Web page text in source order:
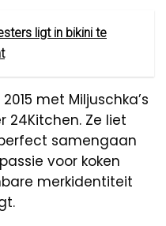
ligt in bikini te
met Miljuschka’s
24Kitchen. Ze liet
samengaan
voor koken
merkidentiteit